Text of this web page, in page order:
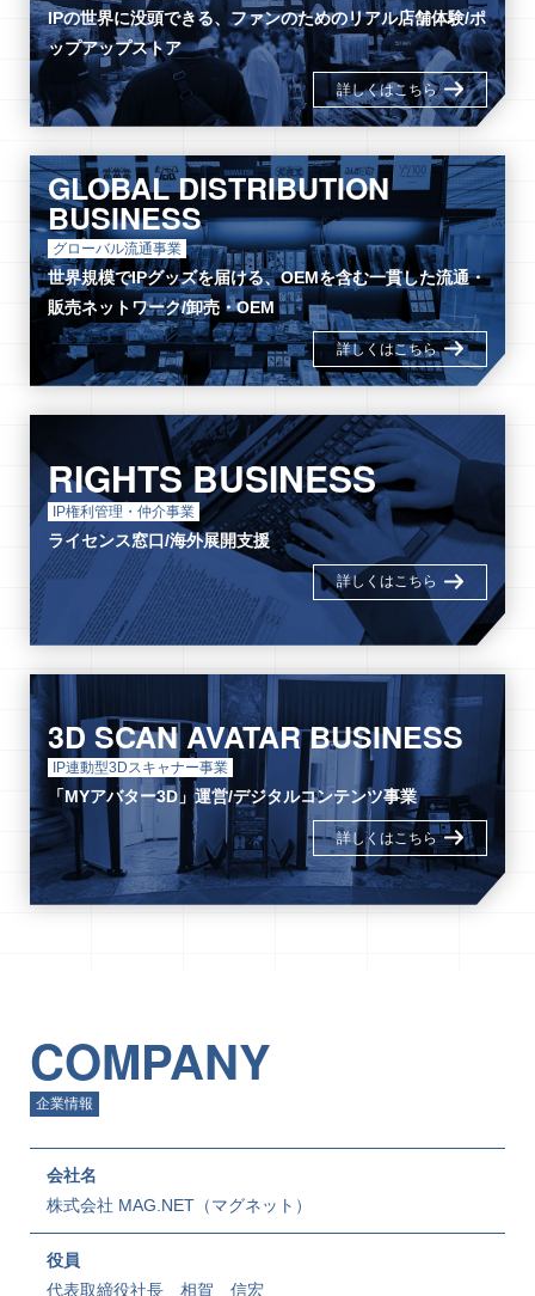
IPの世界に没頭できる、ファンのためのリアル店舗体験/ポ
ップアップストア
詳しくはこちら
GLOBAL DISTRIBUTION
BUSINESS
グローバル流通事業
世界規模でIPグッズを届ける、OEMを含む一貫した流通・
販売ネットワーク/卸売・OEM
詳しくはこちら
RIGHTS BUSINESS
IP権利管理・仲介事業
ライセンス窓口/海外展開支援
詳しくはこちら
3D SCAN AVATAR BUSINESS
IP連動型3Dスキャナー事業
「MYアバター3D」運営/デジタルコンテンツ事業
詳しくはこちら
COMPANY
企業情報
会社名
株式会社 MAG.NET（マグネット）
役員
代表取締役社長 相賀 信宏